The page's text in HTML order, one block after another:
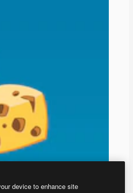
device to enhance site